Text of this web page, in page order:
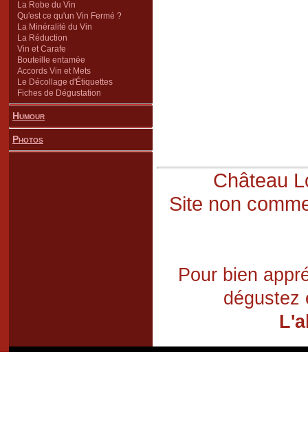
La Robe du Vin
Qu'est ce qu'un Vin Fermé ?
La Minéralité du Vin
La Réduction
Vin et Carafe
Bouteille entamée
Accords Vin et Mets
Le Décollage d'Étiquettes
Fiches de Dégustation
Humour
Photos
Château
Site non
Pour bien
dégustez